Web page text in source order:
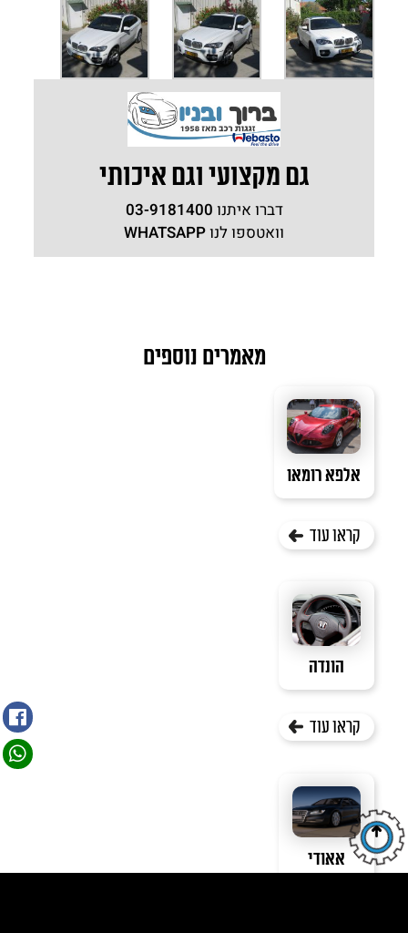
גם מקצועי וגם איכותי
דברו איתנו 03-9181400
וואטספו לנוWHATSAPP
מאמרים נוספים
אלפא רומאו
קראו עוד
הונדה
קראו עוד
אאודי